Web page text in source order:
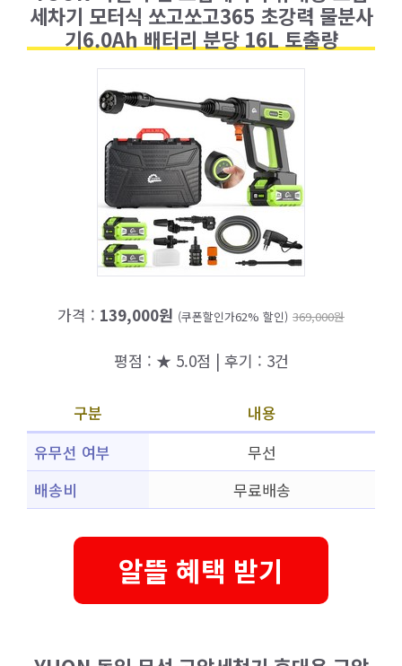
세차기 모터식 쏘고쏘고365 초강력 물분사
기6.0Ah 배터리 분당 16L 토출량
가격 : 139,000원 (쿠폰할인가62% 할인) 369,000원
평점 : ★ 5.0점 | 후기 : 3건
구분
내용
유무선 여부
무선
배송비
무료배송
알뜰 혜택 받기